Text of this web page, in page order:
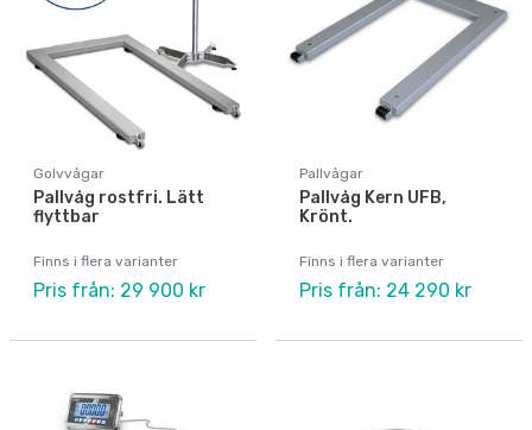
Golvvågar
Pallvåg rostfri. Lätt
flyttbar
Finns i flera varianter
Pris från: 29 900 kr
Pallvågar
Pallvåg Kern UFB,
Krönt.
Finns i flera varianter
Pris från: 24 290 kr